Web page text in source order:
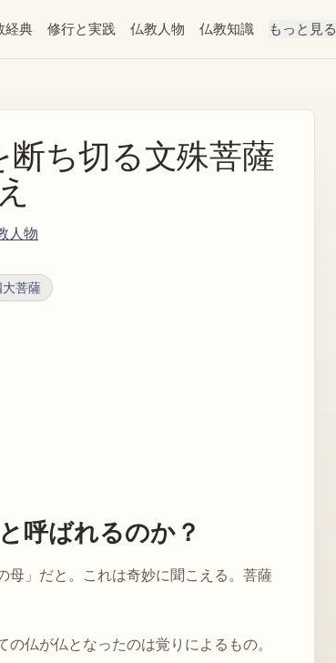
経典 修行と実践 仏教人物 仏教知識 もっと見る
断ち切る文殊菩薩
人物
菩薩
呼ばれるのか？
母」だと。これは奇妙に聞こえる。菩薩
仏が仏となったのは覚りによるもの。